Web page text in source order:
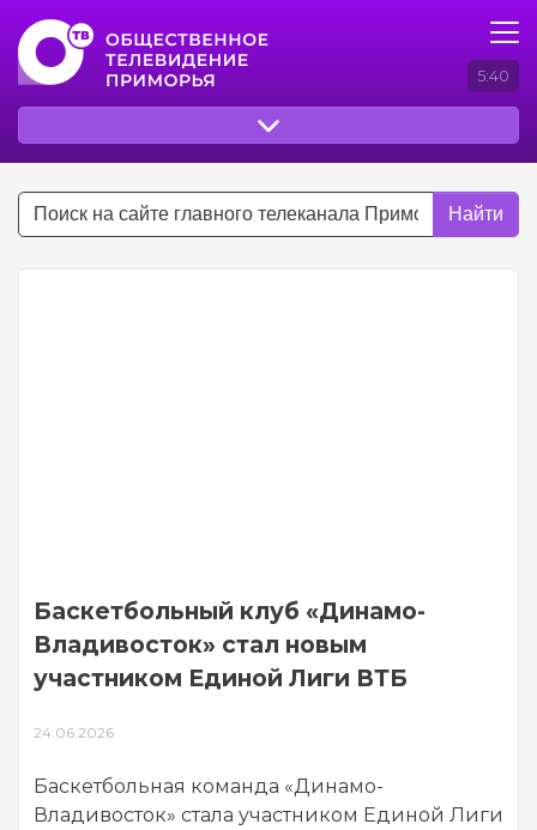
5:40
Найти
Баскетбольный клуб «Динамо-
Владивосток» стал новым
участником Единой Лиги ВТБ
24.06.2026
Баскетбольная команда «Динамо-
Владивосток» стала участником Единой Лиги